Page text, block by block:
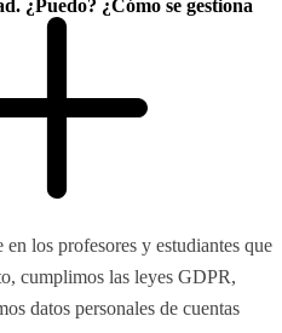
¿Puedo? ¿Cómo se gestiona
en los profesores y estudiantes que
cumplimos las leyes GDPR,
datos personales de cuentas